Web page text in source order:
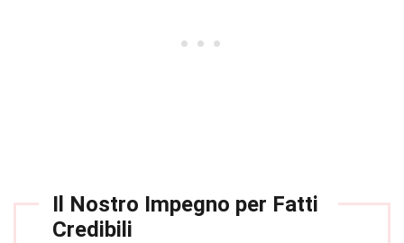
Il Nostro Impegno per Fatti
Credibili